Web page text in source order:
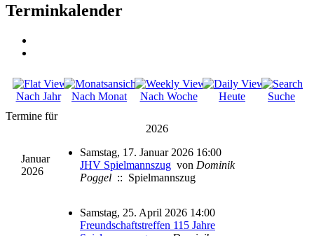
Terminkalender
Nach Jahr Nach Monat Nach Woche Heute
Suche
Termine für
2026
Januar
2026
Samstag, 17. Januar 2026 16:00
JHV Spielmannszug von Dominik
Poggel :: Spielmannszug
Samstag, 25. April 2026 14:00
Freundschaftstreffen 115 Jahre